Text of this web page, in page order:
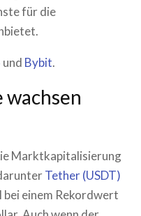
für die
und Bybit.
Marktkapitalisierung
Tether (USDT)
bei einem Rekordwert